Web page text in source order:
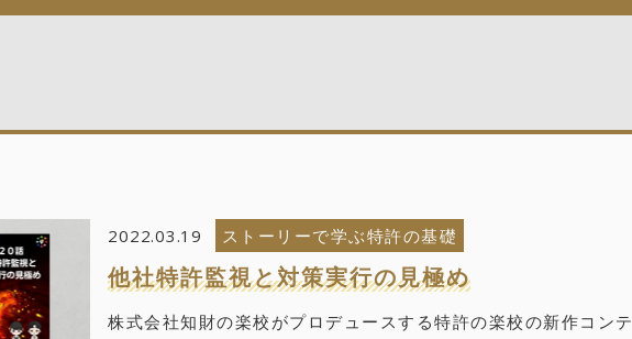
2022.03.19 ストーリーで学ぶ特許の基礎
他社特許監視と対策実行の見極め
株式会社知財の楽校がプロデュースする特許の楽校の新作コンテ